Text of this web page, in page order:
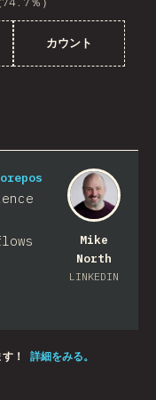
カウント
Mike
North
LINKEDIN
！ 詳細をみる。